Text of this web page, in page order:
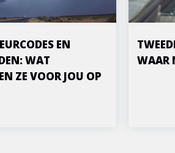
EN
WAT
ZE VOOR JOU OP
WAAR